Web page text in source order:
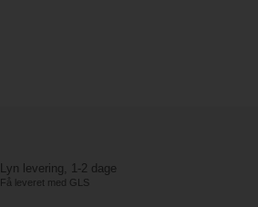
Lyn levering, 1-2 dage
Få leveret med GLS